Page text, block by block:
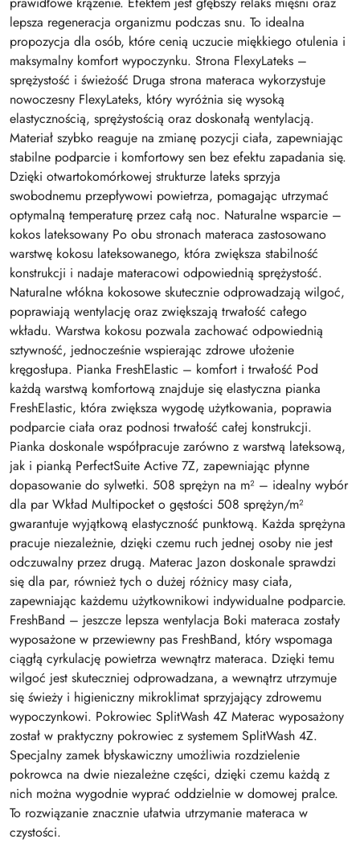
lepsza regeneracja organizmu podczas snu. To idealna
propozycja dla osób, które cenią uczucie miękkiego otulenia i
maksymalny komfort wypoczynku. Strona FlexyLateks –
sprężystość i świeżość Druga strona materaca wykorzystuje
nowoczesny FlexyLateks, który wyróżnia się wysoką
elastycznością, sprężystością oraz doskonałą wentylacją.
Materiał szybko reaguje na zmianę pozycji ciała, zapewniając
stabilne podparcie i komfortowy sen bez efektu zapadania się.
Dzięki otwartokomórkowej strukturze lateks sprzyja
swobodnemu przepływowi powietrza, pomagając utrzymać
optymalną temperaturę przez całą noc. Naturalne wsparcie –
kokos lateksowany Po obu stronach materaca zastosowano
warstwę kokosu lateksowanego, która zwiększa stabilność
konstrukcji i nadaje materacowi odpowiednią sprężystość.
Naturalne włókna kokosowe skutecznie odprowadzają wilgoć,
poprawiają wentylację oraz zwiększają trwałość całego
wkładu. Warstwa kokosu pozwala zachować odpowiednią
sztywność, jednocześnie wspierając zdrowe ułożenie
kręgosłupa. Pianka FreshElastic – komfort i trwałość Pod
każdą warstwą komfortową znajduje się elastyczna pianka
FreshElastic, która zwiększa wygodę użytkowania, poprawia
podparcie ciała oraz podnosi trwałość całej konstrukcji.
Pianka doskonale współpracuje zarówno z warstwą lateksową,
jak i pianką PerfectSuite Active 7Z, zapewniając płynne
dopasowanie do sylwetki. 508 sprężyn na m² – idealny wybór
dla par Wkład Multipocket o gęstości 508 sprężyn/m²
gwarantuje wyjątkową elastyczność punktową. Każda sprężyna
pracuje niezależnie, dzięki czemu ruch jednej osoby nie jest
odczuwalny przez drugą. Materac Jazon doskonale sprawdzi
się dla par, również tych o dużej różnicy masy ciała,
zapewniając każdemu użytkownikowi indywidualne podparcie.
FreshBand – jeszcze lepsza wentylacja Boki materaca zostały
wyposażone w przewiewny pas FreshBand, który wspomaga
ciągłą cyrkulację powietrza wewnątrz materaca. Dzięki temu
wilgoć jest skuteczniej odprowadzana, a wewnątrz utrzymuje
się świeży i higieniczny mikroklimat sprzyjający zdrowemu
wypoczynkowi. Pokrowiec SplitWash 4Z Materac wyposażony
został w praktyczny pokrowiec z systemem SplitWash 4Z.
Specjalny zamek błyskawiczny umożliwia rozdzielenie
pokrowca na dwie niezależne części, dzięki czemu każdą z
nich można wygodnie wyprać oddzielnie w domowej pralce.
To rozwiązanie znacznie ułatwia utrzymanie materaca w
czystości.